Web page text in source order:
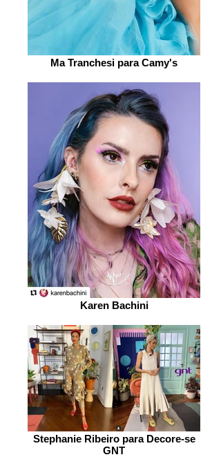
Ma Tranchesi para Camy's
Karen Bachini
Stephanie Ribeiro para Decore-se
GNT